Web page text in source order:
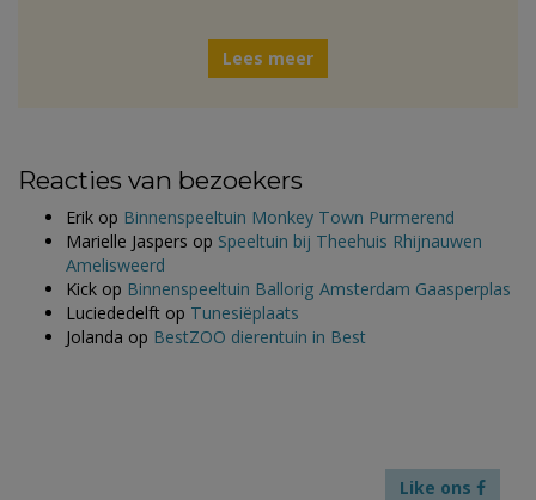
Lees meer
Reacties van bezoekers
Erik op Binnenspeeltuin Monkey Town Purmerend
Marielle Jaspers op Speeltuin bij Theehuis Rhijnauwen
Amelisweerd
Kick op Binnenspeeltuin Ballorig Amsterdam Gaasperplas
Luciededelft op Tunesiëplaats
Jolanda op BestZOO dierentuin in Best
Like ons